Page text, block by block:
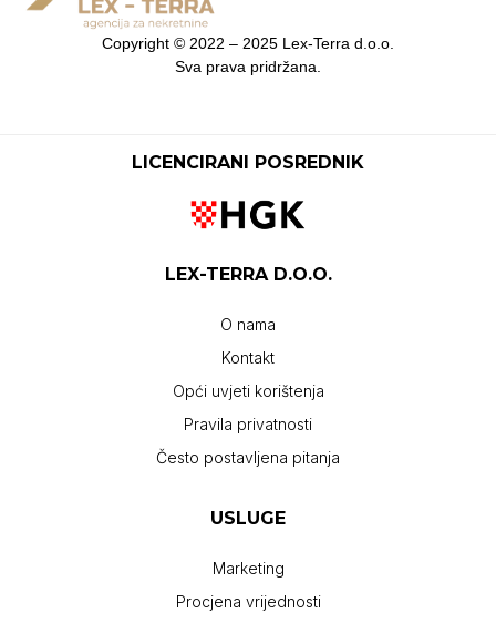
Copyright © 2022 – 2025 Lex-Terra d.o.o.
Sva prava pridržana.
LICENCIRANI POSREDNIK
LEX-TERRA D.O.O.
O nama
Kontakt
Opći uvjeti korištenja
Pravila privatnosti
Često postavljena pitanja
USLUGE
Marketing
Procjena vrijednosti